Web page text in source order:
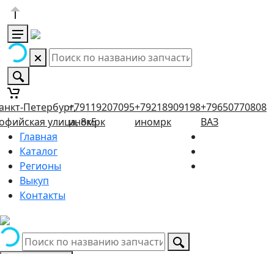
Петербург,
улица, 8к5
+79119207095
иномрк
+79218909198
иномрк
+79650770808
ВАЗ
Главная
Каталог
Регионы
Выкуп
Контакты